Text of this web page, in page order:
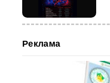
Реклама